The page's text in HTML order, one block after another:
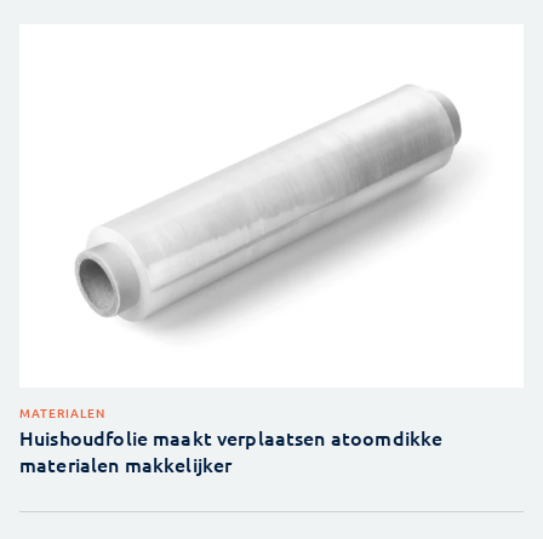
MATERIALEN
Huishoudfolie maakt verplaatsen atoomdikke
materialen makkelijker